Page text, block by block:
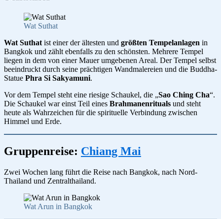
Wat Suthat
Wat Suthat ist einer der ältesten und größten Tempelanlagen in
Bangkok und zählt ebenfalls zu den schönsten. Mehrere Tempel
liegen in dem von einer Mauer umgebenen Areal. Der Tempel selbst
beeindruckt durch seine prächtigen Wandmalereien und die Buddha-
Statue Phra Si Sakyamuni.
Vor dem Tempel steht eine riesige Schaukel, die „Sao Ching Cha“.
Die Schaukel war einst Teil eines Brahmanenrituals und steht
heute als Wahrzeichen für die spirituelle Verbindung zwischen
Himmel und Erde.
Gruppenreise: Chiang Mai
Zwei Wochen lang führt die Reise nach Bangkok, nach Nord-
Thailand und Zentralthailand.
Wat Arun in Bangkok